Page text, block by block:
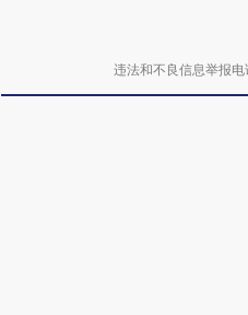
违法和不良信息举报